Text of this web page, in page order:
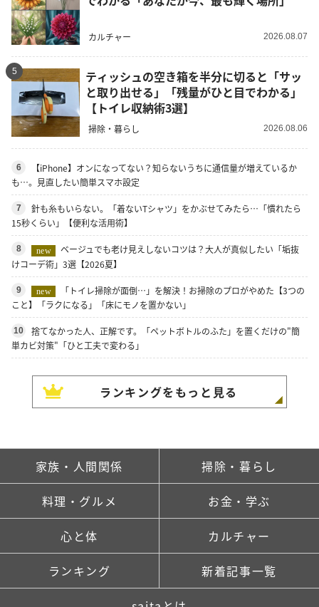
カルチャー 2026.08.07
5
ティッシュの空き箱を半分に切ると「サッ
と取り出せる」「残量がひと目でわかる」
【トイレ収納術3選】
掃除・暮らし 2026.08.06
6
【iPhone】オンになってない？知らないうちに通信量が増えているか
も…。見直したい簡単スマホ設定
7
針も糸もいらない。「着ないTシャツ」をかぶせてみたら…「慣れたら
15秒くらい」【便利な活用術】
8 new
ベージュでも老け見えしないコツは？大人が真似したい「垢抜
けコーデ術」3選【2026夏】
9 new
「トイレ掃除が面倒…」を解決！お掃除のプロがやめた【3つの
こと】「ラクになる」「床にモノを置かない」
10
捨てなかった人、正解です。「ペットボトルのふた」を置くだけの"簡
単カビ対策"「ひと工夫で変わる」
ランキングをもっと見る
家族・人間関係 掃除・暮らし
料理・グルメ お金・学ぶ
心と体 カルチャー
ランキング 新着記事一覧